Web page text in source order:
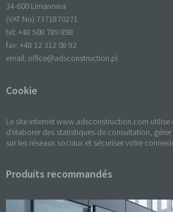
34-600 Limanowa
(VAT No) 7371870271
tel: +48 508 789 898
fax: +48 12 312 08 92
email: office@adsconstruction.pl
Cookie
Le site internet www.adsconstruction.com utilise
d'élaborer des statistiques de consultation,
sur les réseaux sociaux et sécuriser votre
Produits recommandés